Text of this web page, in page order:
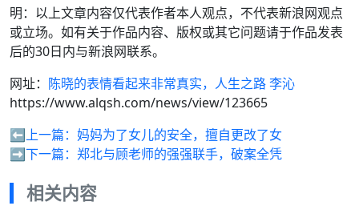
明：以上文章内容仅代表作者本人观点，不代表新浪网观点
或立场。如有关于作品内容、版权或其它问题请于作品发表
后的30日内与新浪网联系。
网址： 陈晓的表情看起来非常真实，人生之路 李沁
https://www.alqsh.com/news/view/123665
⬅️上一篇： 妈妈为了女儿的安全，擅自更改了女
➡️下一篇： 郑北与顾老师的强强联手，破案全凭
相关内容